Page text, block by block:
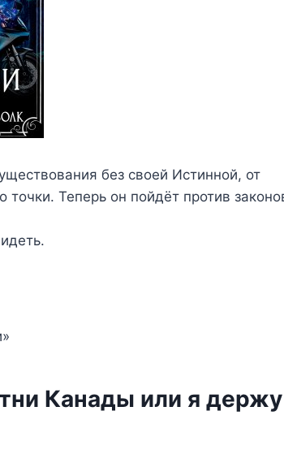
без своей Истинной, от
точки. Теперь он пойдёт против
Канады или я держу